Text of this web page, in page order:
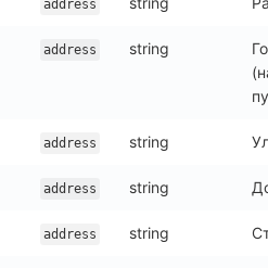
address
address string
address string
address string
address string